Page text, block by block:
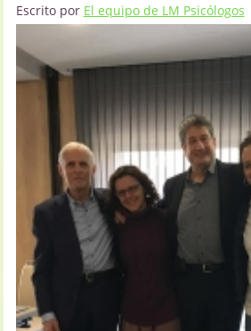
Escrito por El equipo de LM Psicólogos